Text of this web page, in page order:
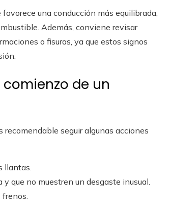
una conducción más equilibrada,
Además, conviene revisar
o fisuras, ya que estos signos
de un
recomendable seguir algunas acciones
llantas.
que no muestren un desgaste inusual.